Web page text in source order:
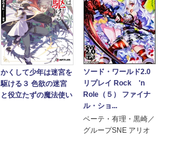
かくして少年は迷宮を
駆ける３ 色欲の迷宮
と役立たずの魔法使い
ソード・ワールド2.0
リプレイ Rock 'n
Role（５） ファイナ
ル・ショ...
ベーテ・有理・黒崎／
グループSNE アリオ